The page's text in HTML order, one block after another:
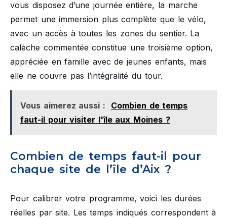
vous disposez d’une journée entière, la marche
permet une immersion plus complète que le vélo,
avec un accès à toutes les zones du sentier. La
calèche commentée constitue une troisième option,
appréciée en famille avec de jeunes enfants, mais
elle ne couvre pas l’intégralité du tour.
Vous aimerez aussi :
Combien de temps
faut-il pour visiter l'île aux Moines ?
Combien de temps faut-il pour
chaque site de l’île d’Aix ?
Pour calibrer votre programme, voici les durées
réelles par site. Les temps indiqués correspondent à